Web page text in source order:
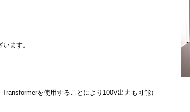
ます。
を使用することにより100V出力も可能）